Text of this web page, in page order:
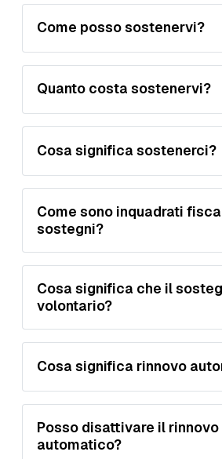
più ampia.
Come posso sostenervi?
Quanto costa sostenervi?
Lettore: 0 €
Sostenitore: 1 € al
all’anno
Mecenate: 5 € al
all’anno
Cosa significa sostenerci?
con Sostenitore aiuti
Otth e sostieni un
indipendente;
con Mecenate dai un
ampio a Otth e puoi
redazione uscite,
ritieni meritevoli di
Come sono inquadrati
sostegni?
Cosa significa che il
volontario?
Cosa significa rinnovo
Posso disattivare il rinnovo
automatico?